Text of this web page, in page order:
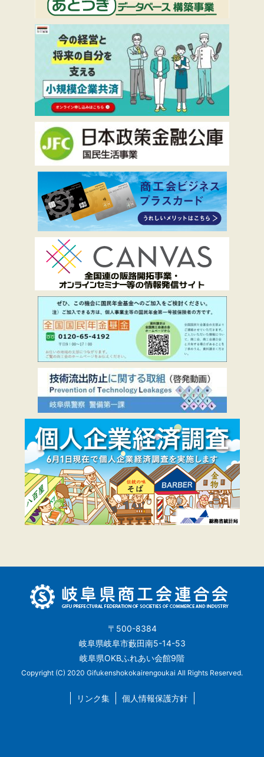
〒500-8384
岐阜県岐阜市藪田南5-14-53
岐阜県OKBふれあい会館9階
Copyright (C) 2020 Gifukenshokokairengoukai All Rights Reserved.
リンク集 個人情報保護方針